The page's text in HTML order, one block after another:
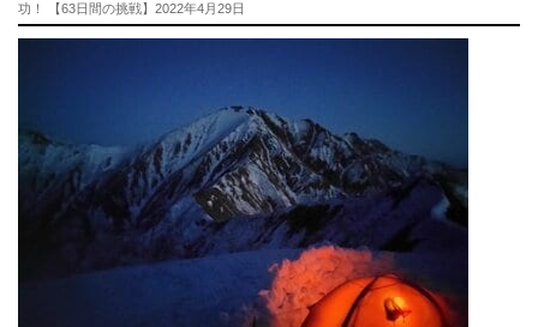
功！ 【63日間の挑戦】2022年4月29日